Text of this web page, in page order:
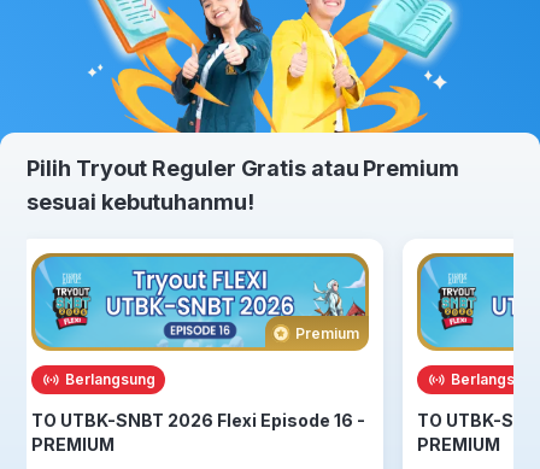
Pilih Tryout Reguler Gratis atau Premium
sesuai kebutuhanmu!
Premium
Berlangsung
TO UTBK-SNBT 2026 Flexi Episode 16 -
PREMIUM
TO UTBK-
PREMIUM